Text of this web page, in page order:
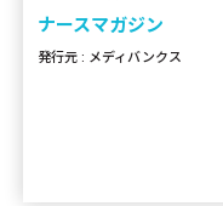
ナースマガジン
発行元 : メディバンクス